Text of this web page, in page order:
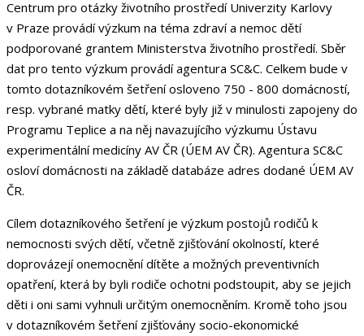
Centrum pro otázky životního prostředí Univerzity Karlovy
v Praze provádí výzkum na téma zdraví a nemoc dětí
podporované grantem Ministerstva životního prostředí. Sběr
dat pro tento výzkum provádí agentura SC&C. Celkem bude v
tomto dotazníkovém šetření osloveno 750 - 800 domácností,
resp. vybrané matky dětí, které byly již v minulosti zapojeny do
Programu Teplice a na něj navazujícího výzkumu Ústavu
experimentální medicíny AV ČR (ÚEM AV ČR). Agentura SC&C
osloví domácnosti na základě databáze adres dodané ÚEM AV
ČR.
Cílem dotazníkového šetření je výzkum postojů rodičů k
nemocnosti svých dětí, včetně zjišťování okolností, které
doprovázejí onemocnění dítěte a možných preventivních
opatření, která by byli rodiče ochotni podstoupit, aby se jejich
děti i oni sami vyhnuli určitým onemocněním. Kromě toho jsou
v dotazníkovém šetření zjišťovány socio-ekonomické